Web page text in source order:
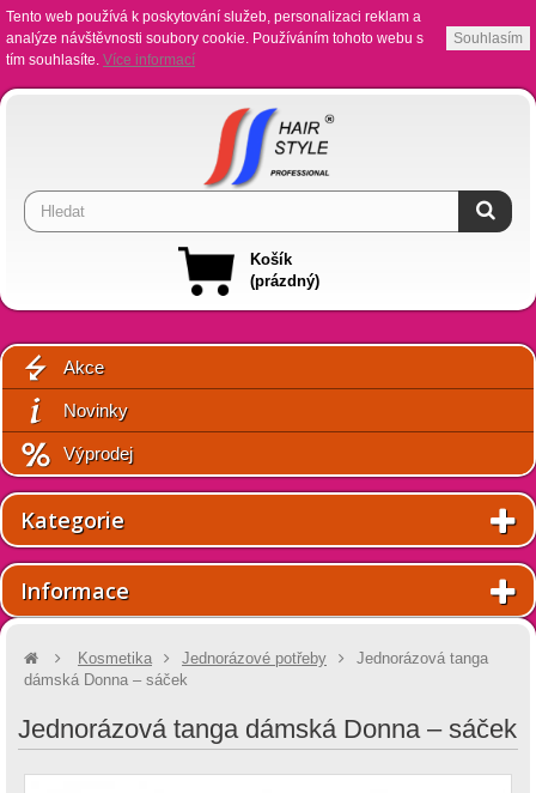
Tento web používá k poskytování služeb, personalizaci reklam a
analýze návštěvnosti soubory cookie. Používáním tohoto webu s
tím souhlasíte. Více informací
Souhlasím
Košík
(prázdný)
Akce
Novinky
Výprodej
Kategorie
Informace
Kosmetika Jednorázové potřeby
Jednorázová tanga
dámská Donna – sáček
Jednorázová tanga dámská Donna – sáček